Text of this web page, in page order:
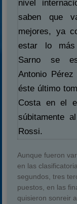
nivel
saben que
mejores, ya
estar lo más
Sarno se
Antonio
éste último
Costa en el
súbitamente
Rossi.
Aunque fueron
en las
segundos, tres
puestos, en las
quisieron sonreir